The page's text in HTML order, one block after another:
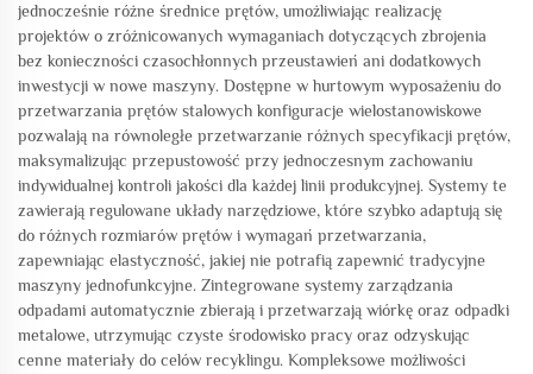
jednocześnie różne średnice prętów, umożliwiając realizację
projektów o zróżnicowanych wymaganiach dotyczących zbrojenia
bez konieczności czasochłonnych przeustawień ani dodatkowych
inwestycji w nowe maszyny. Dostępne w hurtowym wyposażeniu do
przetwarzania prętów stalowych konfiguracje wielostanowiskowe
pozwalają na równoległe przetwarzanie różnych specyfikacji prętów,
maksymalizując przepustowość przy jednoczesnym zachowaniu
indywidualnej kontroli jakości dla każdej linii produkcyjnej. Systemy te
zawierają regulowane układy narzędziowe, które szybko adaptują się
do różnych rozmiarów prętów i wymagań przetwarzania,
zapewniając elastyczność, jakiej nie potrafią zapewnić tradycyjne
maszyny jednofunkcyjne. Zintegrowane systemy zarządzania
odpadami automatycznie zbierają i przetwarzają wiórkę oraz odpadki
metalowe, utrzymując czyste środowisko pracy oraz odzyskując
cenne materiały do celów recyklingu. Kompleksowe możliwości